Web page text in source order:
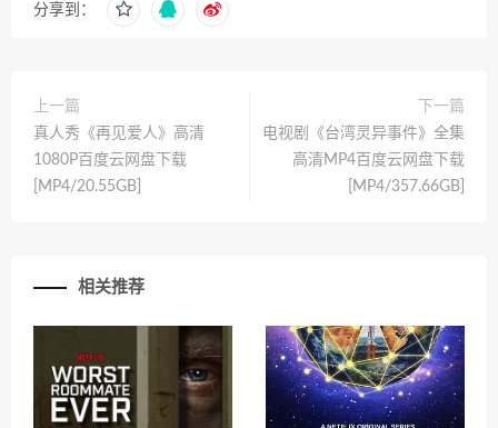
分享到：
上一篇
真人秀《再见爱人》高清
1080P百度云网盘下载
[MP4/20.55GB]
下一篇
电视剧《台湾灵异事件》全集
高清MP4百度云网盘下载
[MP4/357.66GB]
相关推荐